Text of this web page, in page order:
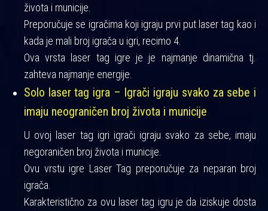
života i municije.
Preporučuje se igračima koji igraju prvi put laser tag kao i
kada je mali broj igrača u igri, recimo 4.
Ova vrsta laser tag igre je je najmanje dinamična tj.
zahteva najmanje energije.
Solo laser tag igra – Igrači igraju svako za sebe i
imaju neograničen broj života i municije
U ovoj laser tag igri igrači igraju svako za sebe, imaju
negoraničen broj života i municije.
Ovu vrstu igre Laser Tag preporučuje za neparan broj
igrača.
Karakteristično za ovu laser tag igru je da iziskuje dosta